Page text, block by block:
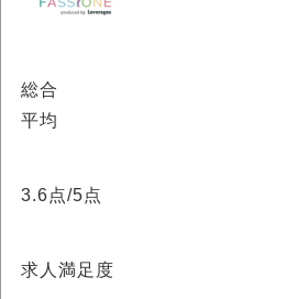
総合
平均
3.6点/5点
求人満足度